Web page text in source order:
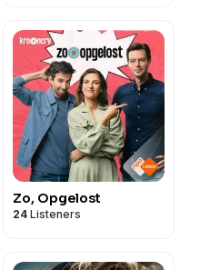
Zo, Opgelost
24 Listeners